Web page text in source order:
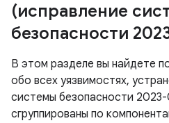
(исправление
безопасности
В этом разделе вы найдете
обо всех уязвимостях,
системы безопасности
сгруппированы по